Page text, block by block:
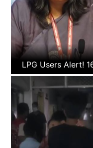
LPG Users Alert!